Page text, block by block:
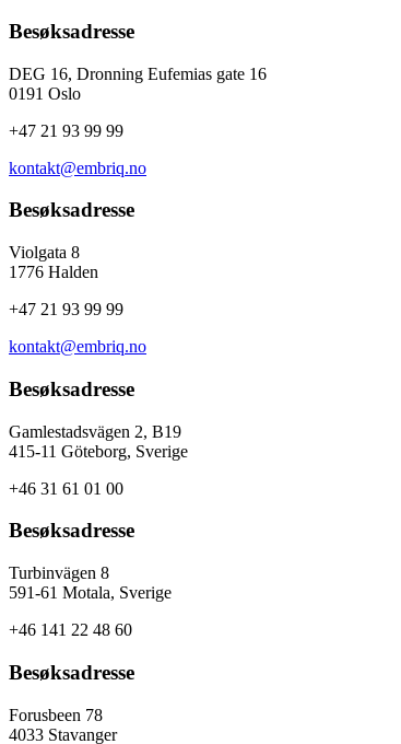
Besøksadresse
DEG 16, Dronning Eufemias gate 16
0191 Oslo
+47 21 93 99 99
kontakt@embriq.no
Besøksadresse
Violgata 8
1776 Halden
+47 21 93 99 99
kontakt@embriq.no
Besøksadresse
Gamlestadsvägen 2, B19
415-11 Göteborg, Sverige
+46 31 61 01 00
Besøksadresse
Turbinvägen 8
591-61 Motala, Sverige
+46 141 22 48 60
Besøksadresse
Forusbeen 78
4033 Stavanger